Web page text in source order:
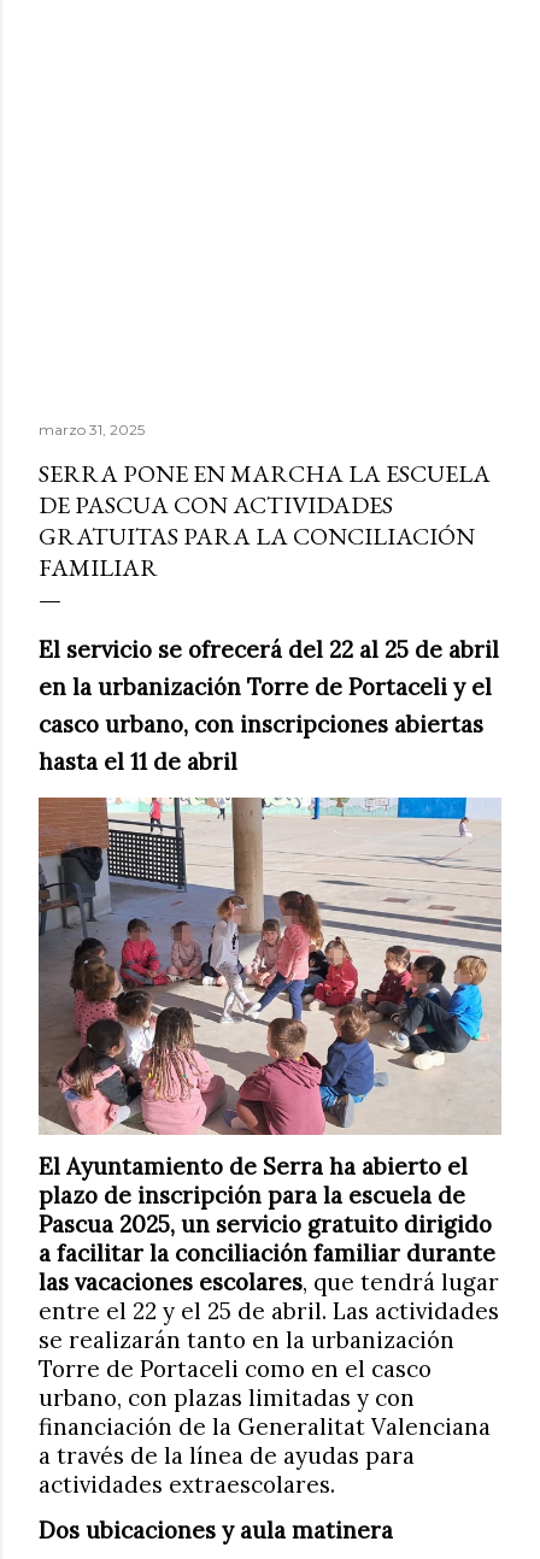
marzo 31, 2025
SERRA PONE EN MARCHA LA ESCUELA
DE PASCUA CON ACTIVIDADES
GRATUITAS PARA LA CONCILIACIÓN
FAMILIAR
El servicio se ofrecerá del 22 al 25 de abril
en la urbanización Torre de Portaceli y el
casco urbano, con inscripciones abiertas
hasta el 11 de abril
El Ayuntamiento de Serra ha abierto el
plazo de inscripción para la escuela de
Pascua 2025, un servicio gratuito dirigido
a facilitar la conciliación familiar durante
las vacaciones escolares, que tendrá lugar
entre el 22 y el 25 de abril. Las actividades
se realizarán tanto en la urbanización
Torre de Portaceli como en el casco
urbano, con plazas limitadas y con
financiación de la Generalitat Valenciana
a través de la línea de ayudas para
actividades extraescolares.
Dos ubicaciones y aula matinera